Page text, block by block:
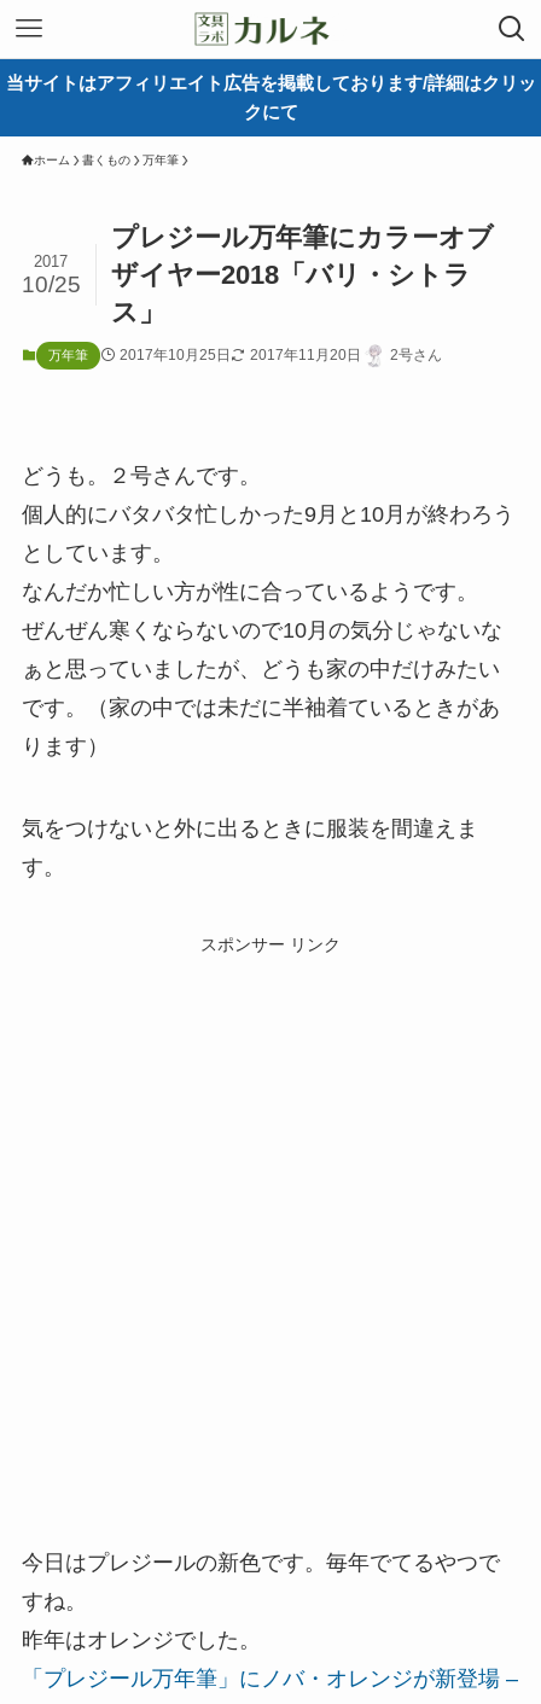
当サイトはアフィリエイト広告を掲載しております/詳細はクリッ
クにて
ホーム 書くもの 万年筆
プレジール万年筆にカラーオブ
ザイヤー2018「バリ・シトラ
ス」
2017
10/25
万年筆 2017年10月25日 2017年11月20日 2号さん
どうも。２号さんです。
個人的にバタバタ忙しかった9月と10月が終わろう
としています。
なんだか忙しい方が性に合っているようです。
ぜんぜん寒くならないので10月の気分じゃないな
ぁと思っていましたが、どうも家の中だけみたい
です。（家の中では未だに半袖着ているときがあ
ります）
気をつけないと外に出るときに服装を間違えま
す。
スポンサー リンク
今日はプレジールの新色です。毎年でてるやつで
すね。
昨年はオレンジでした。
「プレジール万年筆」にノバ・オレンジが新登場 –